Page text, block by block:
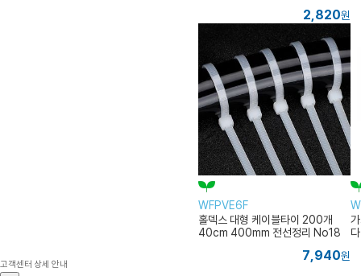
2,820원
WFPVE6F
홀덱스 대형 케이블타이 200개
40cm 400mm 전선정리 No18
7,940원